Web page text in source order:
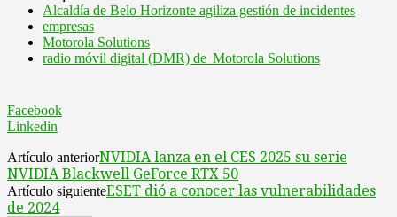
Alcaldía de Belo Horizonte agiliza gestión de incidentes
empresas
Motorola Solutions
radio móvil digital (DMR) de Motorola Solutions
Facebook
Linkedin
Artículo anteriorNVIDIA lanza en el CES 2025 su serie
NVIDIA Blackwell GeForce RTX 50
Artículo siguienteESET dió a conocer las vulnerabilidades
de 2024